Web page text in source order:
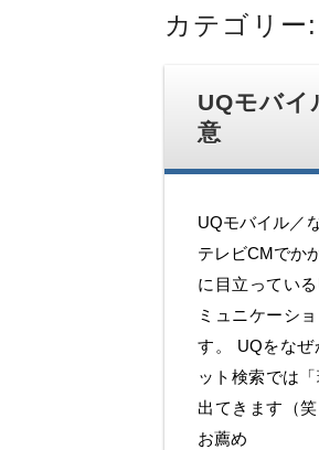
カテゴリー
UQモバイ
意
UQモバイル／
テレビCMでか
に目立ってい
ミュニケーシ
す。 UQをなぜ
ット検索では
出てきます（
お薦め